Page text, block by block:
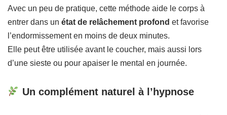
Avec un peu de pratique, cette méthode aide le corps à
entrer dans un état de relâchement profond et favorise
l’endormissement en moins de deux minutes.
Elle peut être utilisée avant le coucher, mais aussi lors
d’une sieste ou pour apaiser le mental en journée.
Un complément naturel à l’hypnose